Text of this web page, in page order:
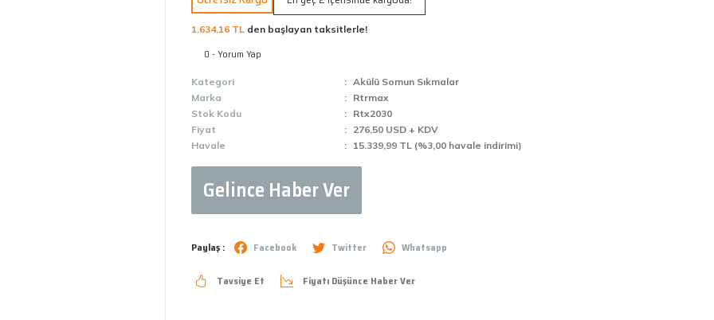
1.634,16 TL den başlayan taksitlerle!
0 - Yorum Yap
Kategori
Akülü Somun Sıkmalar
Marka
Rtrmax
Stok Kodu
Rtx2030
Fiyat
276,50 USD + KDV
Havale
15.339,99 TL (%3,00 havale indirimi)
Gelince Haber Ver
Paylaş : Facebook Twitter Whatsapp
Tavsiye Et Fiyatı Düşünce Haber Ver